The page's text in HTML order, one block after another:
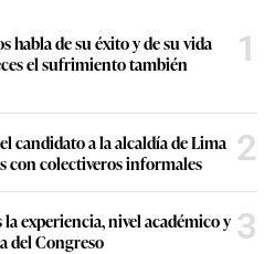
habla de su éxito y de su vida
el sufrimiento también
1
candidato a la alcaldía de Lima
con colectiveros informales
2
experiencia, nivel académico y
del Congreso
3